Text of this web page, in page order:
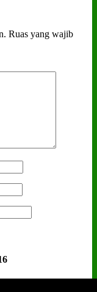
Ruas yang wajib